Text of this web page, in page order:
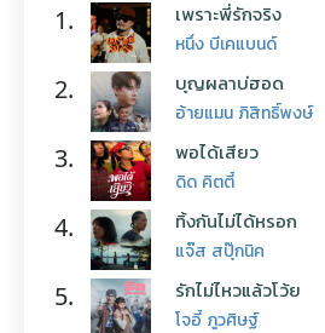
1. เพราะพี่รักจริง
หนึ่ง บีเคแบนด์
2. บุญผลาบ่ฮอด
อ้ายแมน ภิสิทธิ์พงษ์
3. พอได้เสียว
ดิด คิตตี้
4. ทิ้งกันไม่ได้หรอก
แจ๊ส สปุ๊กนิค
5. รักไม่ไหวแล้วโว้ย
โจอี้ ภูวศิษฐ์